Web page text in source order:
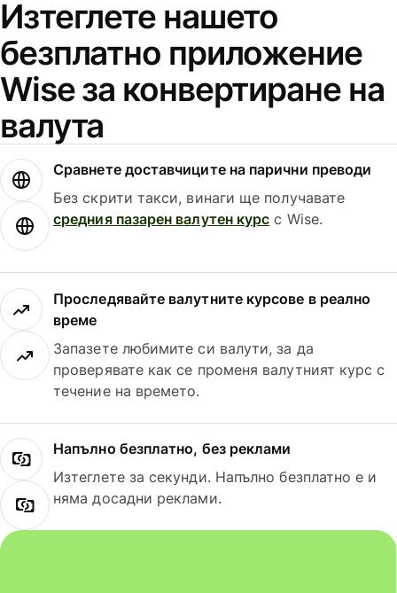
Изтеглете нашето
безплатно приложение
Wise за конвертиране на
валута
Сравнете доставчиците на парични преводи
Без скрити такси, винаги ще получавате
средния пазарен валутен курс с Wise.
Проследявайте валутните курсове в реално
време
Запазете любимите си валути, за да
проверявате как се променя валутният курс с
течение на времето.
Напълно безплатно, без реклами
Изтеглете за секунди. Напълно безплатно е и
няма досадни реклами.